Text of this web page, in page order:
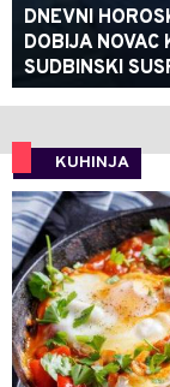
DNEVNI
DOBIJA NOVAC
SUDBINSKI
KUHINJA